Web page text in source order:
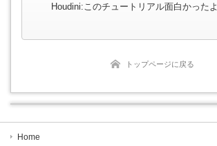
Houdini:このチュートリアル面白かったよ
トップページに戻る
Home